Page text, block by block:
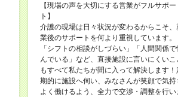
【現場の声を大切にする営業がフルサポー
ト】
介護の現場は日々状況が変わるからこそ、
業後のサポートを何より重視しています。
「シフトの相談がしづらい」「人間関係で
んでいる」など、直接施設に言いにくいこ
もすべて私たちが間に入って解決します！
期的に施設へ伺い、みなさんが笑顔で気持
よく働けるよう、全力で交渉・調整を行い